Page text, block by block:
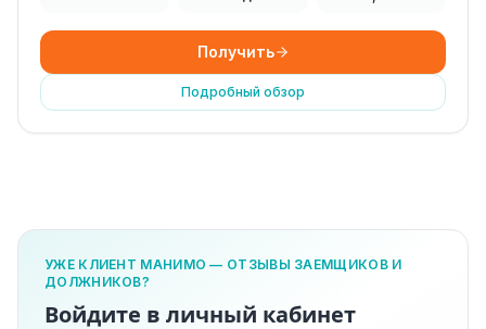
Получить
Подробный обзор
УЖЕ КЛИЕНТ МАНИМО — ОТЗЫВЫ ЗАЕМЩИКОВ И
ДОЛЖНИКОВ?
Войдите в личный кабинет